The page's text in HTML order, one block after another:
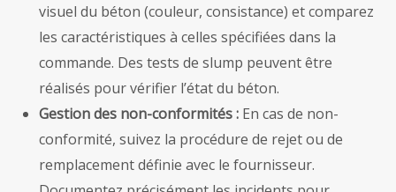
visuel du béton (couleur, consistance) et comparez
les caractéristiques à celles spécifiées dans la
commande. Des tests de slump peuvent être
réalisés pour vérifier l’état du béton.
Gestion des non-conformités : En cas de non-
conformité, suivez la procédure de rejet ou de
remplacement définie avec le fournisseur.